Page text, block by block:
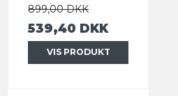
899,00 DKK
539,40 DKK
VIS PRODUKT